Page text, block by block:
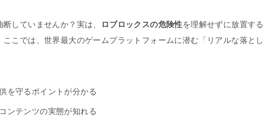
していませんか？実は、 ロブロックスの危険性を理解せずに放置する
こでは、世界最大のゲームプラットフォームに潜む「リアルな落とし
を守るポイントが分かる
ンテンツの実態が知れる